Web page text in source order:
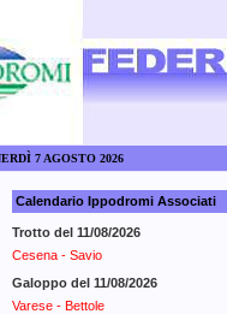
7 AGOSTO 2026
Calendario Ippodromi Associati
Trotto del 11/08/2026
Cesena - Savio
Galoppo del 11/08/2026
Varese - Bettole